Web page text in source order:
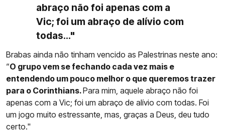
abraço não foi apenas com a
Vic; foi um abraço de alívio com
todas..."
Brabas ainda não tinham vencido as Palestrinas neste ano:
“O grupo vem se fechando cada vez mais e
entendendo um pouco melhor o que queremos trazer
para o Corinthians.Para mim, aquele abraço não foi
apenas com a Vic; foi um abraço de alívio com todas. Foi
um jogo muito estressante, mas, graças a Deus, deu tudo
certo."